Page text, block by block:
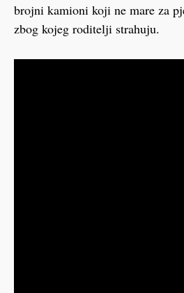
brojni kamioni koji ne mare za
zbog kojeg roditelji strahuju.